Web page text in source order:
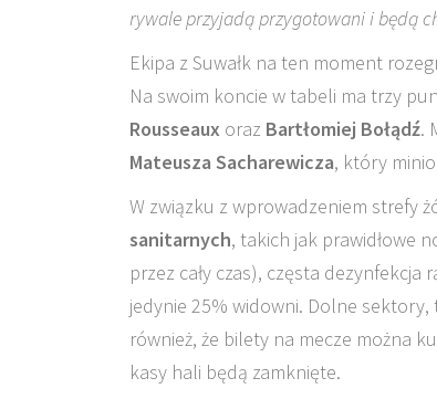
rywale przyjadą przygotowani i będą
Ekipa z Suwałk na ten moment
Na swoim koncie w tabeli ma trzy
Rousseaux oraz Bartłomiej Bołądź.
Mateusza Sacharewicza, który
W związku z wprowadzeniem strefy
sanitarnych, takich jak prawidłowe
przez cały czas), częsta dezynfekcja
jedynie 25% widowni. Dolne sektory,
również, że bilety na mecze można
kasy hali będą zamknięte.